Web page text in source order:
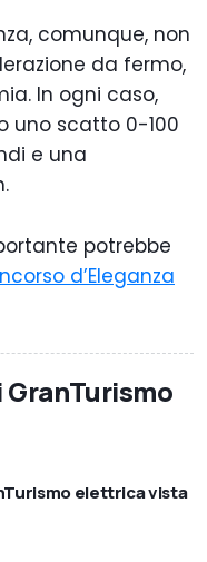
comunque, non
da fermo,
In ogni caso,
uno scatto 0-100
e una
potrebbe
d’Eleganza
elettrica vista